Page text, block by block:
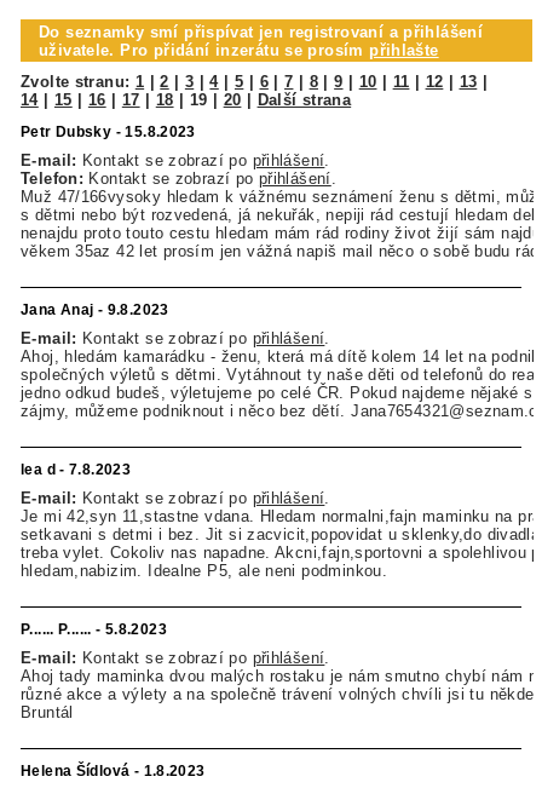
Do seznamky smí přispívat jen registrovaní a přihlášení
uživatele. Pro přidání inzerátu se prosímpřihlašte
Zvolte stranu: 1 |2 3 |4| 5 6|7 8|9 10 11 12 13
14| 15 16 17 18 19 20 Další strana
Petr Dubsky - 15.8.2023
E-mail: Kontakt se zobrazí po přihlášení
Telefon: Kontakt se zobrazí po přihlášení
Muž 47/166vysoky hledam k vážnému seznámení ženu s dětmi,
s dětmi nebo být rozvedená, já nekuřák, nepiji rád cestují hledam
nenajdu proto touto cestu hledam mám rád rodiny život žijí sám
věkem 35az 42 let prosím jen vážná napiš mail něco o sobě budu
Jana Anaj - 9.8.2023
E-mail: Kontakt se zobrazí po přihlášení
Ahoj, hledám kamarádku - ženu, která má dítě kolem 14 let na
společných výletů s dětmi. Vytáhnout ty naše děti od telefonů do
jedno odkud budeš, výletujeme po celé ČR. Pokud najdeme nějaké
zájmy, můžeme podniknout i něco bez dětí.
lea d - 7.8.2023
E-mail: Kontakt se zobrazí po přihlášení
Je mi 42,syn 11,stastne vdana. Hledam normalni,fajn maminku na
setkavani s detmi i bez. Jit si zacvicit,popovidat u sklenky,do
treba vylet. Cokoliv nas napadne. Akcni,fajn,sportovni a spolehlivou
hledam,nabizim. Idealne P5, ale neni podminkou.
P...... P...... - 5.8.2023
E-mail: Kontakt se zobrazí po přihlášení
Ahoj tady maminka dvou malých rostaku je nám smutno chybí nám
různé akce a výlety a na společně trávení volných chvíli jsi tu někde
Bruntál
Helena Šídlová - 1.8.2023